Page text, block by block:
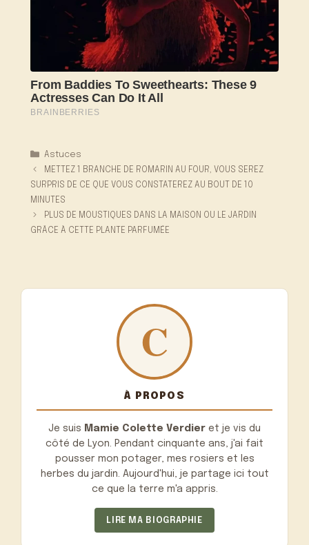
Catégories
Astuces
METTEZ 1 BRANCHE DE ROMARIN AU FOUR, VOUS SEREZ
SURPRIS DE CE QUE VOUS CONSTATEREZ AU BOUT DE 10
MINUTES
PLUS DE MOUSTIQUES DANS LA MAISON OU LE JARDIN
GRÂCE À CETTE PLANTE PARFUMÉE
À PROPOS
Je suis Mamie Colette Verdier et je vis du
côté de Lyon. Pendant cinquante ans, j'ai fait
pousser mon potager, mes rosiers et les
herbes du jardin. Aujourd'hui, je partage ici tout
ce que la terre m'a appris.
LIRE MA BIOGRAPHIE